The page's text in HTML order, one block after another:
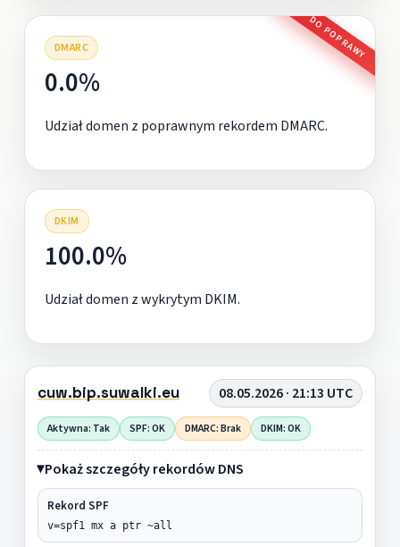
DMARC DO POPRAWY
0.0%
Udział domen z poprawnym rekordem DMARC.
DKIM
100.0%
Udział domen z wykrytym DKIM.
cuw.bip.suwalki.eu 08.05.2026 · 21:13 UTC
Aktywna: Tak SPF: OK DMARC: Brak DKIM: OK
Pokaż szczegóły rekordów DNS
Rekord SPF
v=spf1 mx a ptr ~all